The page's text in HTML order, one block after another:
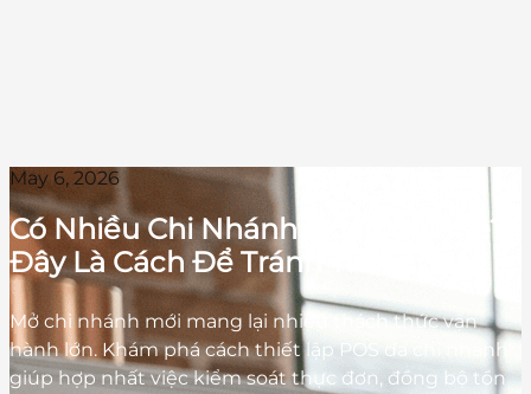
May 6, 2026
Có Nhiều Chi Nhánh Quán Cà Phê?
Đây Là Cách Để Tránh Thất Thoát
Mở chi nhánh mới mang lại nhiều thách thức vận
hành lớn. Khám phá cách thiết lập POS đa chi nhánh
giúp hợp nhất việc kiểm soát thực đơn, đồng bộ tồn